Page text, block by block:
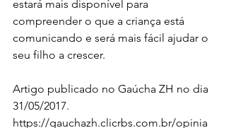
estará mais disponível para
compreender o que a criança está
comunicando e será mais fácil ajudar o
seu filho a crescer.
Artigo publicado no Gaúcha ZH no dia
31/05/2017.
https://gauchazh.clicrbs.com.br/opinia